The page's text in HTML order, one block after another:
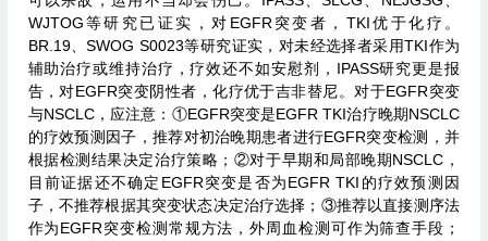
WJTOG等研究已证实，对EGFR突变者，TKI优于化疗。
BR.19、SWOG S0023等研究证实，对未经选择者采用TKI作为
辅助治疗或维持治疗，疗效还不如安慰剂，IPASS研究更是报
告，对EGFR突变阴性者，化疗优于吉非替尼。对于EGFR突变
与NSCLC，应注意：①EGFR突变是EGFR TKI治疗晚期NSCLC
的疗效预测因子，推荐对初治晚期患者进行EGFR突变检测，并
根据检测结果决定治疗策略；②对于早期和局部晚期NSCLC，
目前证据还不确定EGFR突变是否为EGFR TKI的疗效预测因
子，不推荐根据其突变状态决定治疗选择；③推荐以直接测序法
作为EGFR突变检测常规方法，外周血检测可作为筛查手段；